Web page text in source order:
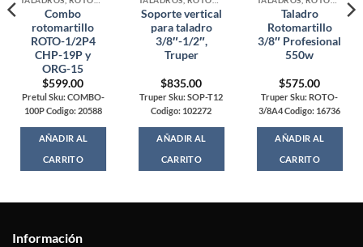
Combo
rotomartillo
ROTO-1/2P4
CHP-19P y
ORG-15
$599.00
Pretul Sku: COMBO-
100P Codigo: 20588
AÑADIR AL
CARRITO
Soporte vertical
para taladro
3/8″-1/2″,
Truper
$835.00
Truper Sku: SOP-T12
Codigo: 102272
AÑADIR AL
CARRITO
Taladro
Rotomartillo
3/8″ Profesional
550w
$575.00
Truper Sku: ROTO-
3/8A4 Codigo: 16736
AÑADIR AL
CARRITO
Información